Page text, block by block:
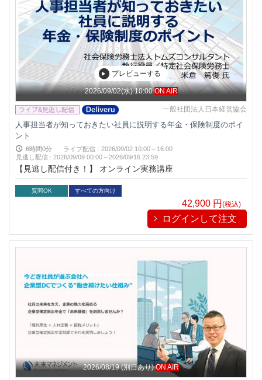
プレビューする
2026/09/02(水) 10:00ON AIR
一般社団法人日本経営協会
人事担当者が知っておきたい社員に説明する年金・保険制度のポイ
ント
6時間0分 ライブ配信 : 2026/09/02 10:00～16:00
見逃し配信 :2026/09/09 00:00～2026/09/16 23:59
【見逃し配信付き！】 オンライン実務講座
質問OK すべての方向け
42,900 円(税込)
ログインして注文
2026/08/19 (別日あり) ON AIR